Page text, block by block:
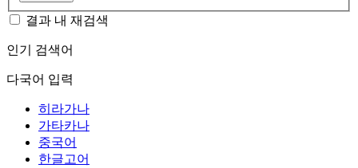
결과 내 재검색
인기 검색어
다국어 입력
히라가나
가타카나
중국어
한글고어